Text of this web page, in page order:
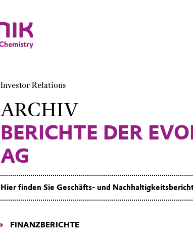
Investor Relations
ARCHIV
BERICHTE DER
AG
Hier finden Sie Geschäfts- und
FINANZBERICHTE